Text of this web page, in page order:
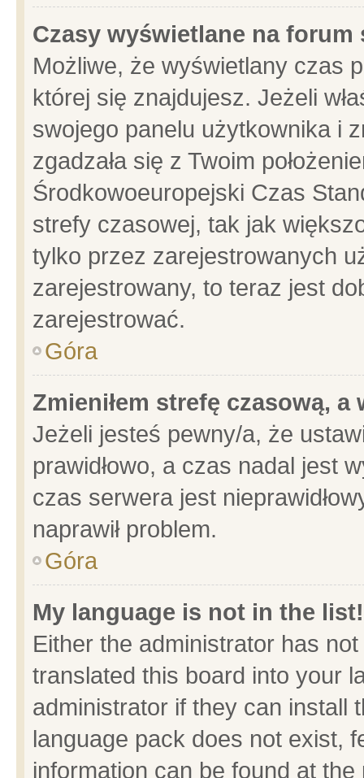
Czasy wyświetlane na forum
Możliwe, że wyświetlany czas
której się znajdujesz. Jeżeli
swojego panelu użytkownika i
zgadzała się z Twoim
Środkowoeuropejski Czas
strefy czasowej, tak jak
tylko przez zarejestrowanych
zarejestrowany, to teraz jest
zarejestrować.
Góra
Zmieniłem strefę czasową,
Jeżeli jesteś pewny/a, że
prawidłowo, a czas nadal jest
czas serwera jest
naprawił problem.
Góra
My language is not in the list!
Either the administrator has
translated this board into your
administrator if they can install
language pack does not exist,
information can be found at